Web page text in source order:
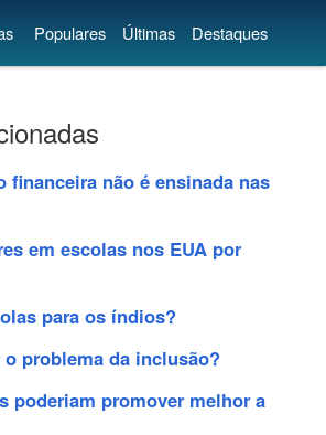
Populares Últimas Destaques
financeira não é ensinada nas
em escolas nos EUA por
para os índios?
problema da inclusão?
poderiam promover melhor a